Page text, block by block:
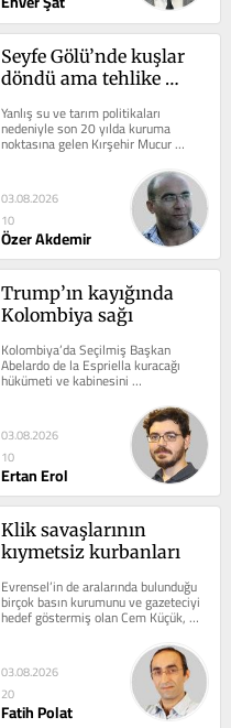
Seyfe Gölü’nde kuşlar
döndü ama tehlike
Yanlış su ve tarım politikaları
nedeniyle son 20 yılda kuruma
noktasına gelen Kırşehir Mucur
yakınlarındaki Seyfe Gölü bu sene
03.08.2026
10
Özer Akdemir
Trump’ın kayığında
Kolombiya sağı
Kolombiya’da Seçilmiş Başkan
Abelardo de la Espriella kuracağı
hükümeti ve kabinesini
03.08.2026
10
Ertan Erol
Klik savaşlarının
kıymetsiz kurbanları
Evrensel’in de aralarında bulunduğu
birçok basın kurumunu ve gazeteciyi
hedef göstermiş olan Cem Küçük,
kendisiyle benzer duruşa sahip...
03.08.2026
20
Fatih Polat